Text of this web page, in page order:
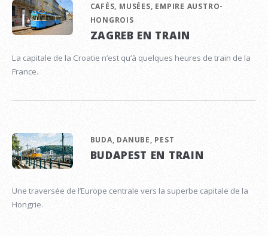
CAFÉS, MUSÉES, EMPIRE AUSTRO-
HONGROIS
ZAGREB EN TRAIN
La capitale de la Croatie n’est qu’à quelques heures de train de la
France.
BUDA, DANUBE, PEST
BUDAPEST EN TRAIN
Une traversée de l’Europe centrale vers la superbe capitale de la
Hongrie.